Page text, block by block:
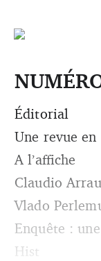
Éditorial
Une revue
A l’affiche
Claudio
Vlado
Enquête :
Hist